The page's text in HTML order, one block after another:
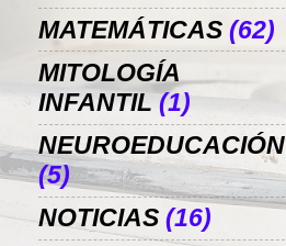
MATEMÁTICAS (62)
MITOLOGÍA
INFANTIL (1)
NEUROEDUCACIÓN
(5)
NOTICIAS (16)